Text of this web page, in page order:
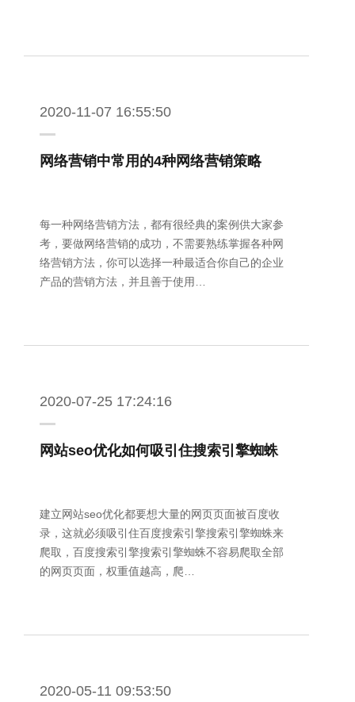
2020-11-07 16:55:50
网络营销中常用的4种网络营销策略
每一种网络营销方法，都有很经典的案例供大家参
考，要做网络营销的成功，不需要熟练掌握各种网
络营销方法，你可以选择一种最适合你自己的企业
产品的营销方法，并且善于使用…
2020-07-25 17:24:16
网站seo优化如何吸引住搜索引擎蜘蛛
建立网站seo优化都要想大量的网页页面被百度收
录，这就必须吸引住百度搜索引擎搜索引擎蜘蛛来
爬取，百度搜索引擎搜索引擎蜘蛛不容易爬取全部
的网页页面，权重值越高，爬…
2020-05-11 09:53:50